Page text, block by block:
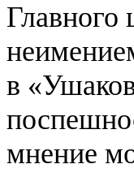
в
мнение